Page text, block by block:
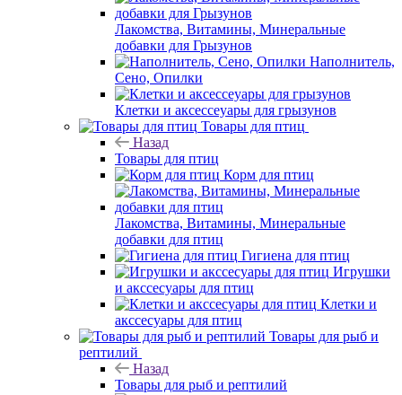
Лакомства, Витамины, Минеральные
добавки для Грызунов
Наполнитель,
Сено, Опилки
Клетки и аксессеуары для грызунов
Товары для птиц
Назад
Товары для птиц
Корм для птиц
Лакомства, Витамины, Минеральные
добавки для птиц
Гигиена для птиц
Игрушки
и акссесуары для птиц
Клетки и
акссесуары для птиц
Товары для рыб и
рептилий
Назад
Товары для рыб и рептилий